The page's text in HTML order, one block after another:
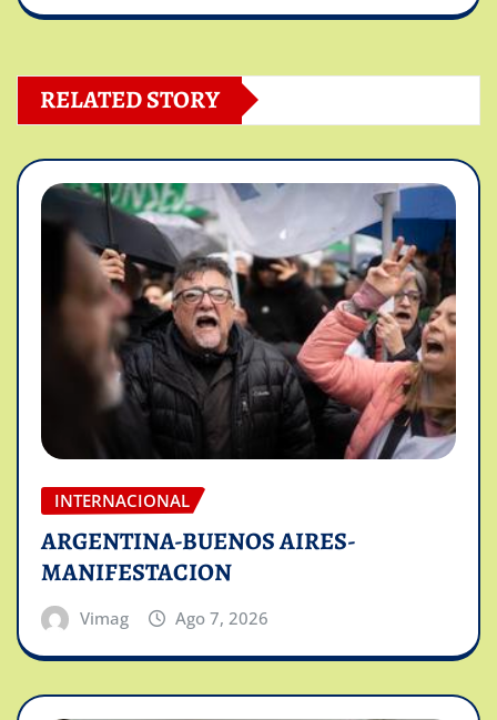
RELATED STORY
INTERNACIONAL
ARGENTINA-BUENOS AIRES-
MANIFESTACION
Vimag Ago 7, 2026